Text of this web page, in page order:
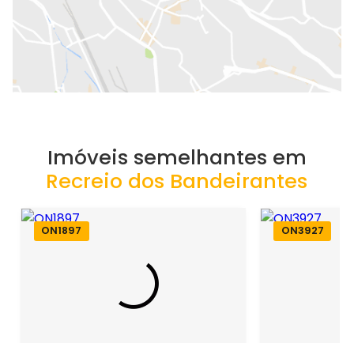
Imóveis semelhantes em
Recreio dos Bandeirantes
ON1897 ON3927